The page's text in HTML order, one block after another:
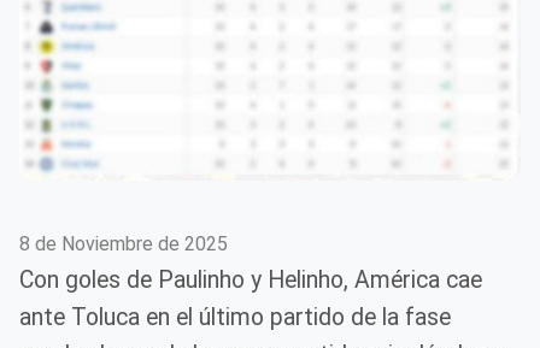
8 de Noviembre de 2025
Con goles de Paulinho y Helinho, América cae
ante Toluca en el último partido de la fase